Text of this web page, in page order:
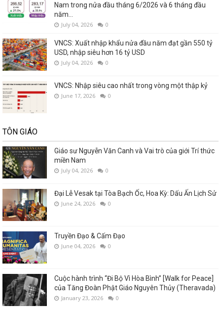
Nam trong nửa đầu tháng 6/2026 và 6 tháng đầu
năm...
July 04, 2026 0
VNCS: Xuất nhập khẩu nửa đầu năm đạt gần 550 tỷ
USD, nhập siêu hơn 16 tỷ USD
July 04, 2026 0
VNCS: Nhập siêu cao nhất trong vòng một thập kỷ
June 17, 2026 0
TÔN GIÁO
Giáo sư Nguyễn Văn Canh và Vai trò của giới Trí thức
miền Nam
July 04, 2026 0
Đại Lễ Vesak tại Tòa Bạch Ốc, Hoa Kỳ: Dấu Ấn Lịch Sử
June 24, 2026 0
Truyền Đạo & Cấm Đạo
June 04, 2026 0
Cuộc hành trình “Đi Bộ Vì Hòa Bình” [Walk for Peace]
của Tăng Đoàn Phật Giáo Nguyên Thủy (Theravada)
January 23, 2026 0